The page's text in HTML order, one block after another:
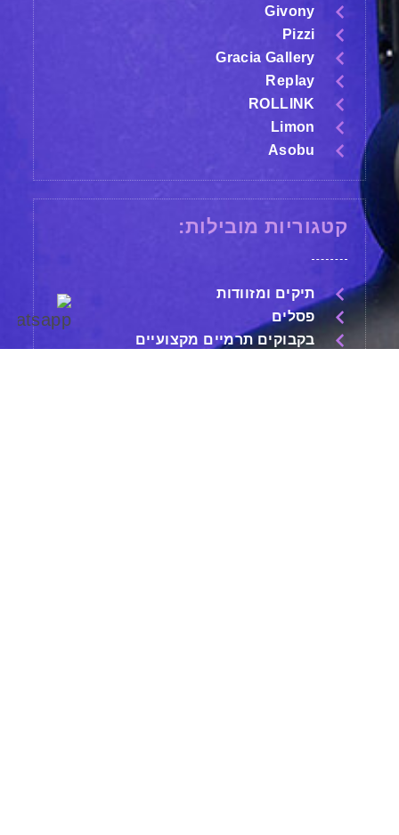
Givony
Pizzi
Gracia Gallery
Replay
ROLLINK
Limon
Asobu
קטגוריות מובילות:
תיקים ומזוודות
פסלים
בקבוקים תרמיים מקצועיים